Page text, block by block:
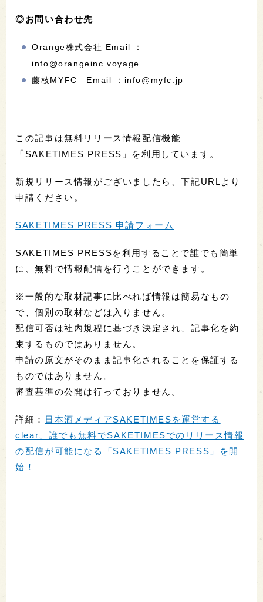
◎お問い合わせ先
Orange株式会社 Email ：
info@orangeinc.voyage
藤枝MYFC Email ：info@myfc.jp
この記事は無料リリース情報配信機能
「SAKETIMES PRESS」を利用しています。
新規リリース情報がございましたら、下記URLより
申請ください。
SAKETIMES PRESS 申請フォーム
SAKETIMES PRESSを利用することで誰でも簡単
に、無料で情報配信を行うことができます。
※一般的な取材記事に比べれば情報は簡易なもの
で、個別の取材などは入りません。
配信可否は社内規程に基づき決定され、記事化を約
束するものではありません。
申請の原文がそのまま記事化されることを保証する
ものではありません。
審査基準の公開は行っておりません。
詳細： 日本酒メディアSAKETIMESを運営する
clear、誰でも無料でSAKETIMESでのリリース情報
の配信が可能になる「SAKETIMES PRESS」を開
始！